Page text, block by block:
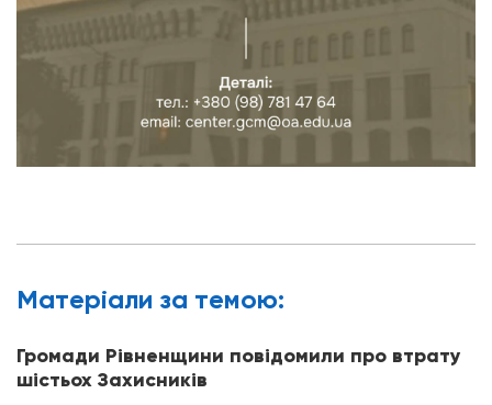
Матерiали за темою:
Громади Рівненщини повідомили про втрату
шістьох Захисників